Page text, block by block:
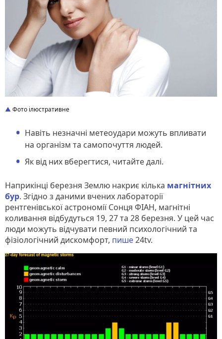
Фото ілюстративне
Навіть незначні метеоудари можуть впливати
на організм та самопочуття людей.
Як від них вберегтися, читайте далі.
Наприкінці березня Землю накриє кілька магнітних
бур. Згідно з даними вчених лабораторії
рентгенівської астрономії Сонця ФІАН, магнітні
коливання відбудуться 19, 27 та 28 березня. У цей час
люди можуть відчувати певний психологічний та
фізіологічний дискомфорт, пише24tv.